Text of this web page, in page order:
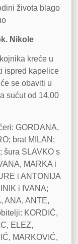
života blago
Nikole
kreće u
ispred kapelice
se obaviti u
sućut od 14,00
GORDANA,
brat MILAN;
šura SLAVKO s
MARKA i
i ANTONIJA
i IVANA;
ANA, ANTE,
KORDIĆ,
ELEZ,
MARKOVIĆ,